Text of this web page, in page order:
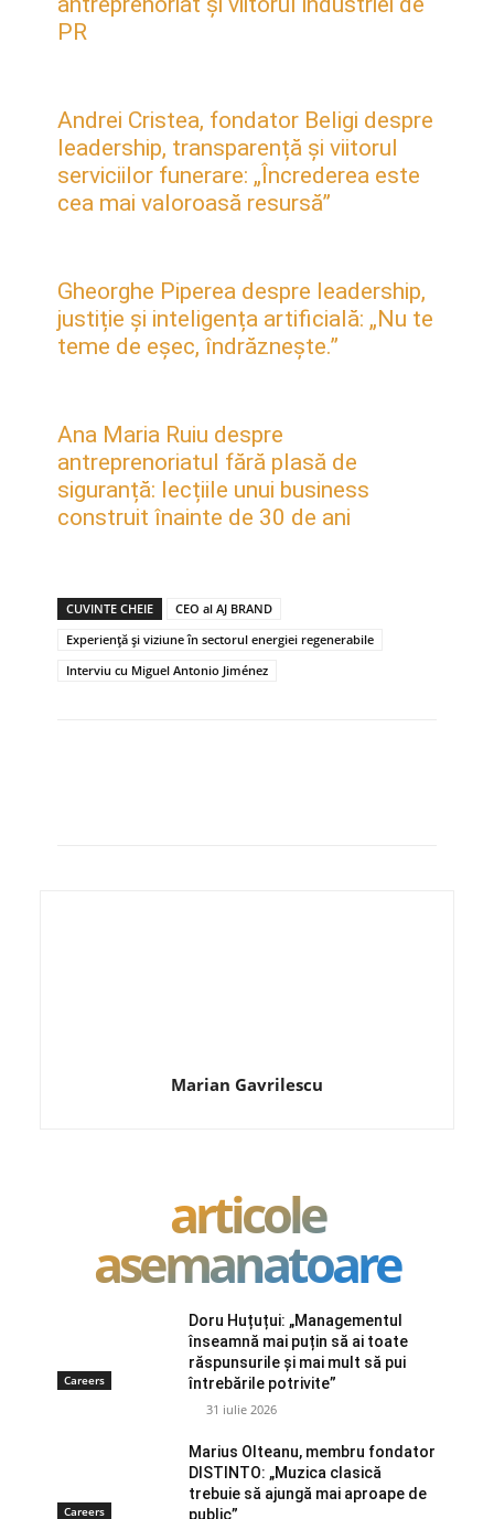
PR
Andrei Cristea, fondator Beligi despre
leadership, transparență și viitorul
serviciilor funerare: „Încrederea este
cea mai valoroasă resursă”
Gheorghe Piperea despre leadership,
justiție și inteligența artificială: „Nu te
teme de eșec, îndrăznește.”
Ana Maria Ruiu despre
antreprenoriatul fără plasă de
siguranță: lecțiile unui business
construit înainte de 30 de ani
CUVINTE CHEIE
CEO al AJ BRAND
Experiență și viziune în sectorul energiei regenerabile
Interviu cu Miguel Antonio Jiménez
Marian Gavrilescu
articole
asemanatoare
Careers
Doru Huțuțui: „Managementul
înseamnă mai puțin să ai toate
răspunsurile și mai mult să pui
întrebările potrivite”
31 iulie 2026
Careers
Marius Olteanu, membru fondator
DISTINTO: „Muzica clasică
trebuie să ajungă mai aproape de
public”